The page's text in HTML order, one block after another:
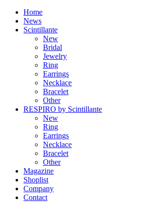
Home
News
Scintillante
New
Bridal
Jewelry
Ring
Earrings
Necklace
Bracelet
Other
RESPIRO by Scintillante
New
Ring
Earrings
Necklace
Bracelet
Other
Magazine
Shoplist
Company
Contact